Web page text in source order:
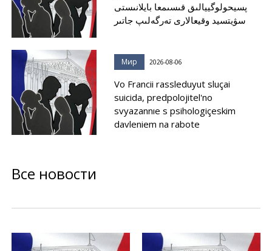
پسيحولوگييالىق قىسىمعا بايلانىستى
سۋيتسيد وقيعالارى تەرگەلىپ جاتىر
Мир 2026-08-06
Vo Francii rassleduyut sluçai
suicida, predpolojitel'no
svyazannıe s psihologiçeskim
davleniem na rabote
Все новости